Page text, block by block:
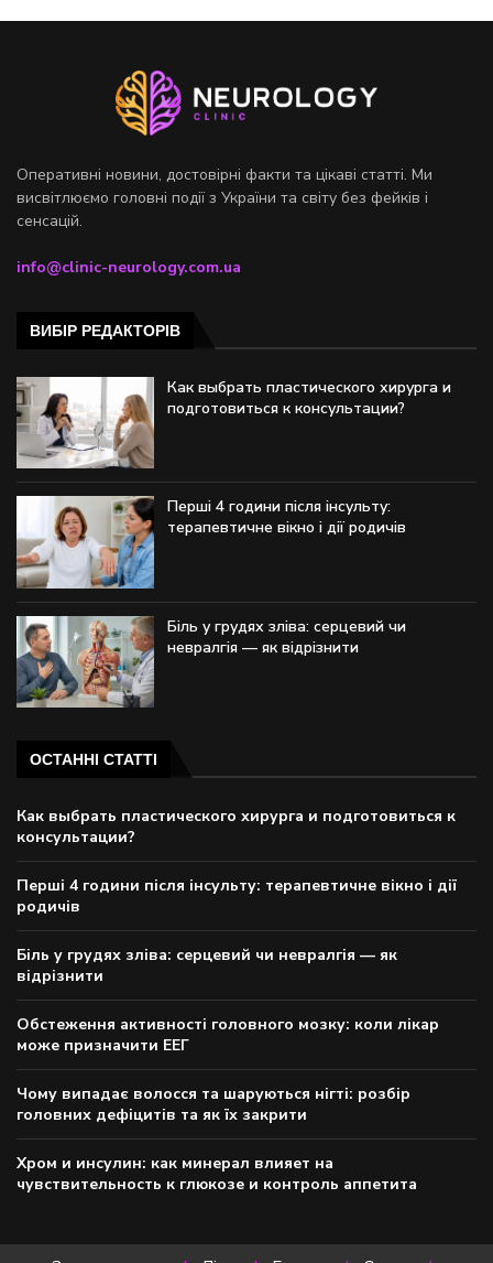
Оперативні новини, достовірні факти та цікаві статті. Ми
висвітлюємо головні події з України та світу без фейків і
сенсацій.
info@clinic-neurology.com.ua
ВИБІР РЕДАКТОРІВ
Как выбрать пластического хирурга и
подготовиться к консультации?
Перші 4 години після інсульту:
терапевтичне вікно і дії родичів
Біль у грудях зліва: серцевий чи
невралгія — як відрізнити
ОСТАННІ СТАТТІ
Как выбрать пластического хирурга и подготовиться к
консультации?
Перші 4 години після інсульту: терапевтичне вікно і дії
родичів
Біль у грудях зліва: серцевий чи невралгія — як
відрізнити
Обстеження активності головного мозку: коли лікар
може призначити ЕЕГ
Чому випадає волосся та шаруються нігті: розбір
головних дефіцитів та як їх закрити
Хром и инсулин: как минерал влияет на
чувствительность к глюкозе и контроль аппетита